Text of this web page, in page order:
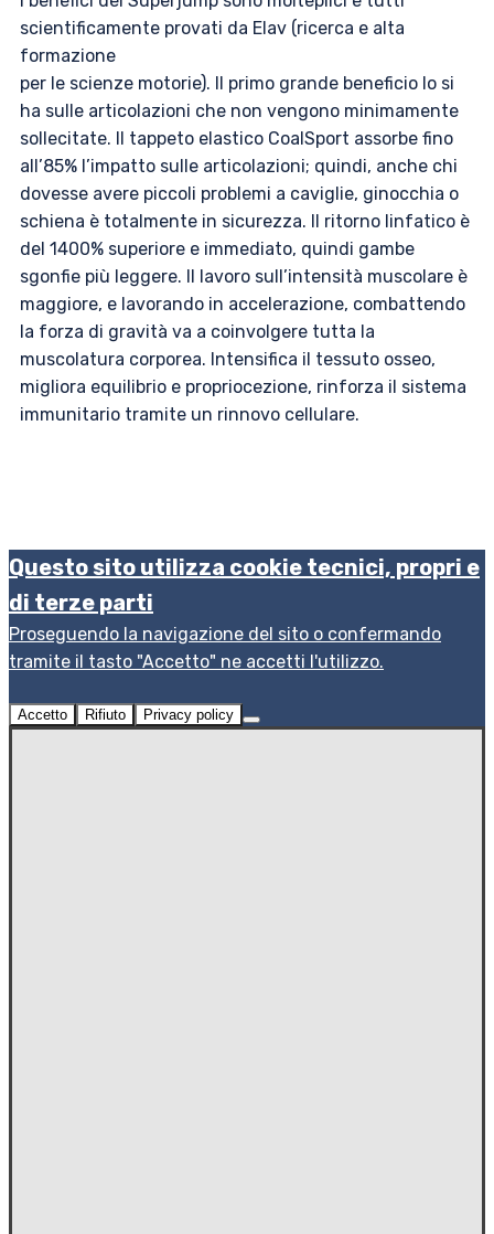
scientificamente provati da Elav (ricerca e alta
formazione
per le scienze motorie). Il primo grande beneficio lo si
ha sulle articolazioni che non vengono minimamente
sollecitate. Il tappeto elastico CoalSport assorbe fino
all’85% l’impatto sulle articolazioni; quindi, anche chi
dovesse avere piccoli problemi a caviglie, ginocchia o
schiena è totalmente in sicurezza. Il ritorno linfatico è
del 1400% superiore e immediato, quindi gambe
sgonfie più leggere. Il lavoro sull’intensità muscolare è
maggiore, e lavorando in accelerazione, combattendo
la forza di gravità va a coinvolgere tutta la
muscolatura corporea. Intensifica il tessuto osseo,
migliora equilibrio e propriocezione, rinforza il sistema
immunitario tramite un rinnovo cellulare.
Questo sito utilizza cookie tecnici, propri e
di terze parti
Proseguendo la navigazione del sito o confermando
tramite il tasto "Accetto" ne accetti l'utilizzo.
Accetto Rifiuto Privacy policy